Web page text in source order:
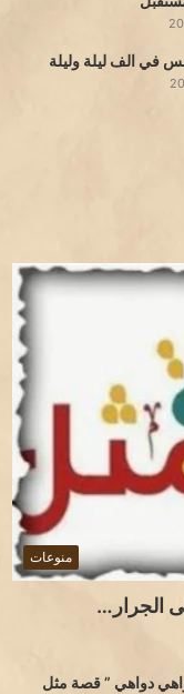
في الف ليلة وليلة
منوعات
الجرار…
دواهي ” قصة مثل